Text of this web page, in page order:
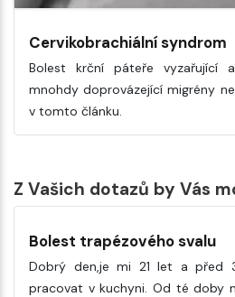
Cervikobrachiální syndrom
Bolest krční páteře vyzařující
mnohdy doprovázející migrény
v tomto článku.
Z Vašich dotazů by Vás
Bolest trapézového svalu
Dobrý den,je mi 21 let a před
pracovat v kuchyni. Od té doby